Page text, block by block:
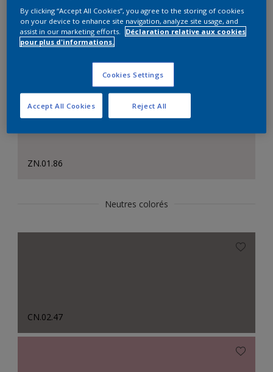
Suggestions d'Harmonies
ZN.01.86
Neutres colorés
CN.02.47
By clicking “Accept All Cookies”, you agree to the storing of cookies
on your device to enhance site navigation, analyze site usage, and
assist in our marketing efforts.
Déclaration relative aux cookies
pour plus d'informations.
Cookies Settings
Reject All
Accept All Cookies